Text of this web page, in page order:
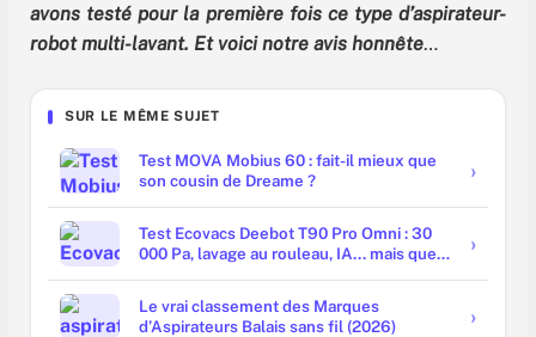
avons testé pour la première fois ce type d’aspirateur-
robot multi-lavant. Et voici notre avis honnête…
SUR LE MÊME SUJET
Test MOVA Mobius 60 : fait-il mieux que
son cousin de Dreame ?
Test Ecovacs Deebot T90 Pro Omni : 30
000 Pa, lavage au rouleau, IA... mais que
Le vrai classement des Marques
d’Aspirateurs Balais sans fil (2026)